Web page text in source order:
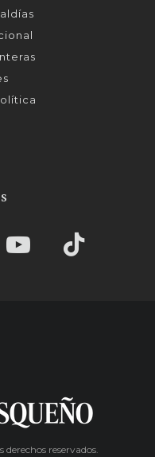
derechos reservados.